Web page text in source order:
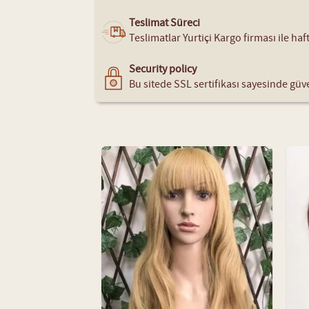
Teslimat Süreci
Teslimatlar Yurtiçi Kargo firması ile
Security policy
Bu sitede SSL sertifikası sayesinde